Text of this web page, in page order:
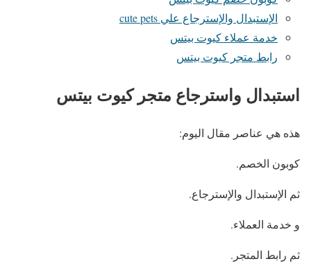
الإستبدال والإسترجاع علي cute pets
خدمة عملاء كيوت بيتس
رابط متجر كيوت بيتس
استبدال واسترجاع متجر كيوت بيتس
هذه هي عناصر مقال اليوم:
كوبون الخصم.
ثم الإستبدال والإسترجاع.
و خدمة العملاء.
ثم رابط المتجر.